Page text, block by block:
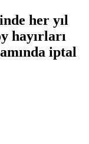
her yıl
hayırları
iptal